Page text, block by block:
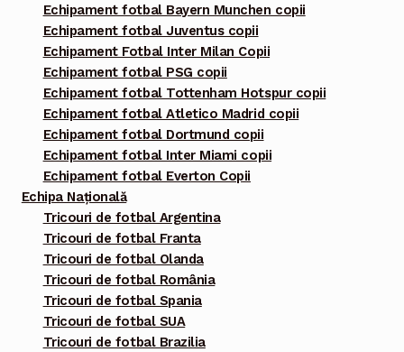
Echipament fotbal Bayern Munchen copii
Echipament fotbal Juventus copii
Echipament Fotbal Inter Milan Copii
Echipament fotbal PSG copii
Echipament fotbal Tottenham Hotspur copii
Echipament fotbal Atletico Madrid copii
Echipament fotbal Dortmund copii
Echipament fotbal Inter Miami copii
Echipament fotbal Everton Copii
Echipa Națională
Tricouri de fotbal Argentina
Tricouri de fotbal Franta
Tricouri de fotbal Olanda
Tricouri de fotbal România
Tricouri de fotbal Spania
Tricouri de fotbal SUA
Tricouri de fotbal Brazilia